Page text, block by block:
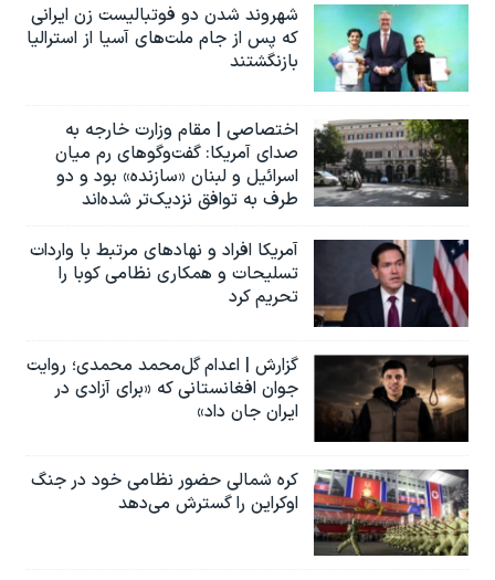
شهروند شدن دو فوتبالیست زن ایرانی
که پس از جام ملت‌های آسیا از استرالیا
بازنگشتند
اختصاصی | مقام وزارت خارجه به
صدای آمریکا: گفت‌وگوهای رم میان
اسرائیل و لبنان «سازنده» بود و دو
طرف به توافق نزدیک‌تر شده‌اند
آمریکا افراد و نهادهای مرتبط با واردات
تسلیحات و همکاری نظامی کوبا را
تحریم کرد
گزارش | اعدام گل‌محمد محمدی؛ روایت
جوان افغانستانی که «برای آزادی در
ایران جان داد»
کره شمالی حضور نظامی خود در جنگ
اوکراین را گسترش می‌دهد